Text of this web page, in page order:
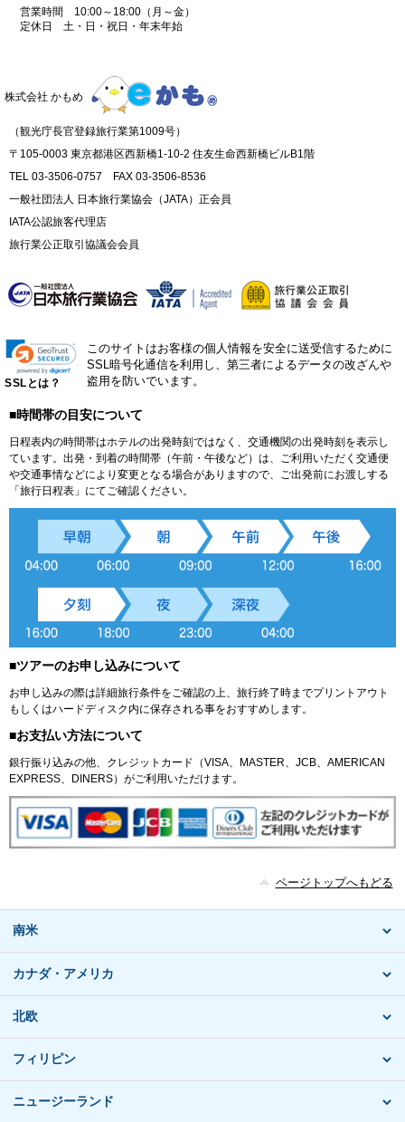
営業時間 10:00～18:00（月～金）
定休日 土・日・祝日・年末年始
株式会社 かもめ
（観光庁長官登録旅行業第1009号）
〒105-0003 東京都港区西新橋1-10-2 住友生命西新橋ビルB1階
TEL 03-3506-0757 FAX 03-3506-8536
一般社団法人 日本旅行業協会（JATA）正会員
IATA公認旅客代理店
旅行業公正取引協議会会員
SSLとは？
このサイトはお客様の個人情報を安全に送受信するために
SSL暗号化通信を利用し、第三者によるデータの改ざんや
盗用を防いでいます。
■時間帯の目安について
日程表内の時間帯はホテルの出発時刻ではなく、交通機関の出発時刻を表示し
ています。出発・到着の時間帯（午前・午後など）は、ご利用いただく交通便
や交通事情などにより変更となる場合がありますので、ご出発前にお渡しする
「旅行日程表」にてご確認ください。
■ツアーのお申し込みについて
お申し込みの際は詳細旅行条件をご確認の上、旅行終了時までプリントアウト
もしくはハードディスク内に保存される事をおすすめします。
■お支払い方法について
銀行振り込みの他、クレジットカード（VISA、MASTER、JCB、AMERICAN
EXPRESS、DINERS）がご利用いただけます。
ページトップへもどる
南米
カナダ・アメリカ
北欧
フィリピン
ニュージーランド